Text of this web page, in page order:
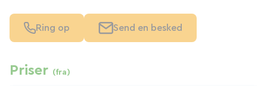
Ring op Send en besked
Priser (fra)